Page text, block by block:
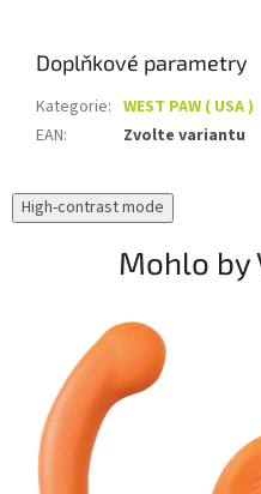
Doplňkové parametry
Kategorie: WEST PAW ( USA )
EAN: Zvolte variantu
High-contrast mode
Mohlo by